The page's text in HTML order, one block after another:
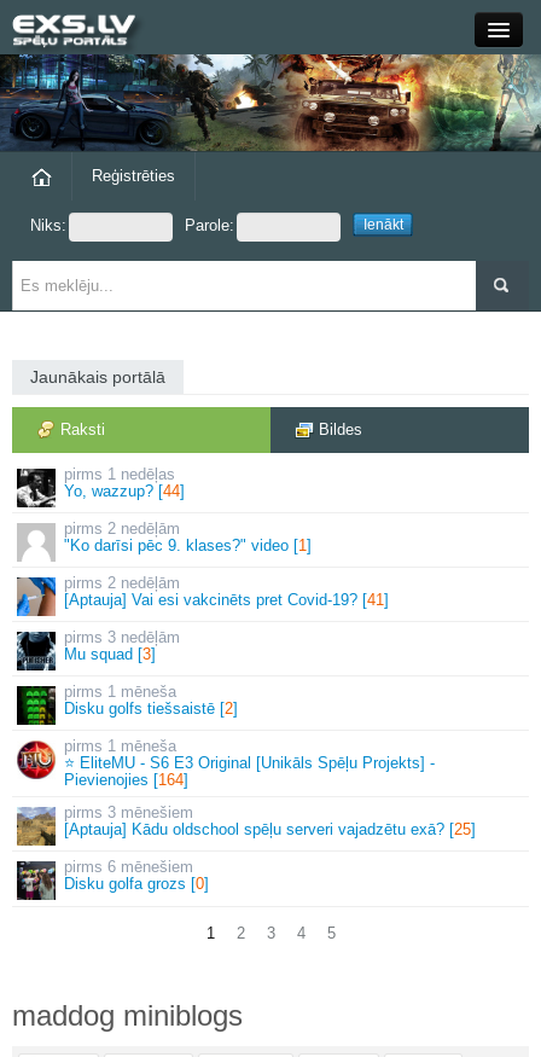
Close
Forums
Grupas
Reģistrēties
Niks: Parole:
Jaunākais portālā
Raksti Bildes
1 nedēļas
Yo, wazzup? [44]
2 nedēļām
"Ko darīsi pēc 9. klases?" video [1]
2 nedēļām
[Aptauja] Vai esi vakcinēts pret Covid-19? [41]
3 nedēļām
Mu squad [3]
1 mēneša
Disku golfs tiešsaistē [2]
1 mēneša
⭐ EliteMU - S6 E3 Original [Unikāls Spēļu Projekts] -
Pievienojies [164]
3 mēnešiem
[Aptauja] Kādu oldschool spēļu serveri vajadzētu exā? [25]
6 mēnešiem
Disku golfa grozs [0]
1 2 3 4 5
maddog miniblogs